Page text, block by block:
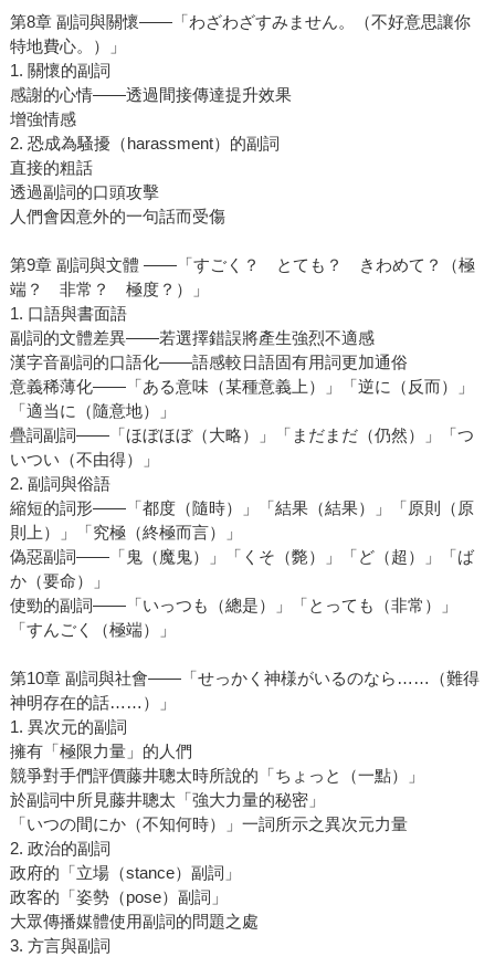
第8章 副詞與關懷――「わざわざすみません。（不好意思讓你
特地費心。）」
1. 關懷的副詞
感謝的心情――透過間接傳達提升效果
增強情感
2. 恐成為騷擾（harassment）的副詞
直接的粗話
透過副詞的口頭攻擊
人們會因意外的一句話而受傷
第9章 副詞與文體 ――「すごく？ とても？ きわめて？（極
端？ 非常？ 極度？）」
1. 口語與書面語
副詞的文體差異――若選擇錯誤將產生強烈不適感
漢字音副詞的口語化――語感較日語固有用詞更加通俗
意義稀薄化――「ある意味（某種意義上）」「逆に（反而）」
「適当に（隨意地）」
疊詞副詞――「ほぼほぼ（大略）」「まだまだ（仍然）」「つ
いつい（不由得）」
2. 副詞與俗語
縮短的詞形――「都度（隨時）」「結果（結果）」「原則（原
則上）」「究極（終極而言）」
偽惡副詞――「鬼（魔鬼）」「くそ（斃）」「ど（超）」「ば
か（要命）」
使勁的副詞――「いっつも（總是）」「とっても（非常）」
「すんごく（極端）」
第10章 副詞與社會――「せっかく神様がいるのなら……（難得
神明存在的話……）」
1. 異次元的副詞
擁有「極限力量」的人們
競爭對手們評價藤井聰太時所說的「ちょっと（一點）」
於副詞中所見藤井聰太「強大力量的秘密」
「いつの間にか（不知何時）」一詞所示之異次元力量
2. 政治的副詞
政府的「立場（stance）副詞」
政客的「姿勢（pose）副詞」
大眾傳播媒體使用副詞的問題之處
3. 方言與副詞